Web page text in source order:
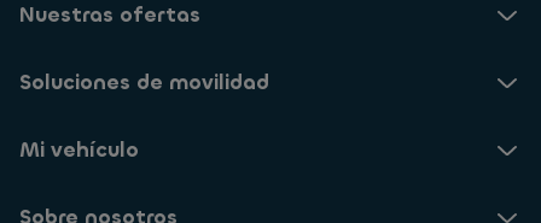
Nuestras ofertas
Soluciones de movilidad
Mi vehículo